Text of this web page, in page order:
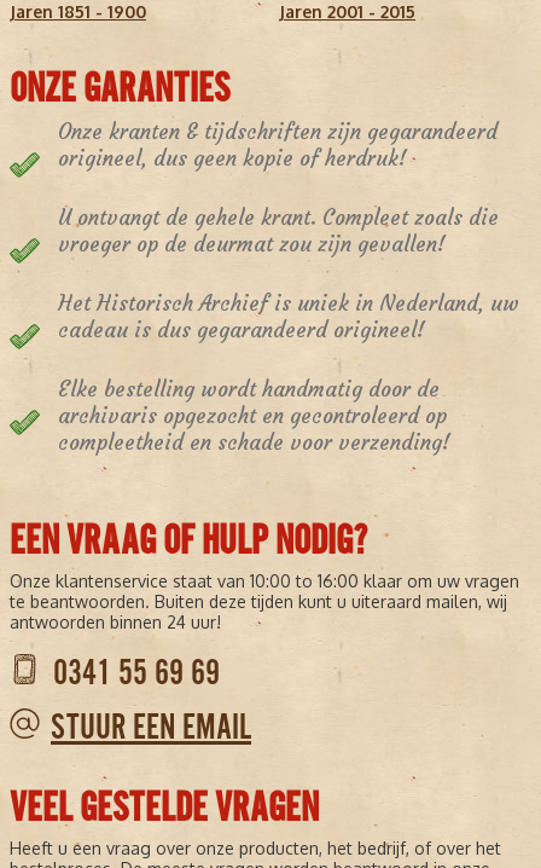
Jaren 1851 - 1900
Jaren 2001 - 2015
ONZE GARANTIES
Onze kranten & tijdschriften zijn gegarandeerd
origineel, dus geen kopie of herdruk!
U ontvangt de gehele krant. Compleet zoals die
vroeger op de deurmat zou zijn gevallen!
Het Historisch Archief is uniek in Nederland, uw
cadeau is dus gegarandeerd origineel!
Elke bestelling wordt handmatig door de
archivaris opgezocht en gecontroleerd op
compleetheid en schade voor verzending!
EEN VRAAG OF HULP NODIG?
Onze klantenservice staat van 10:00 to 16:00 klaar om uw vragen
te beantwoorden. Buiten deze tijden kunt u uiteraard mailen, wij
antwoorden binnen 24 uur!
0341 55 69 69
STUUR EEN EMAIL
VEEL GESTELDE VRAGEN
Heeft u een vraag over onze producten, het bedrijf, of over het